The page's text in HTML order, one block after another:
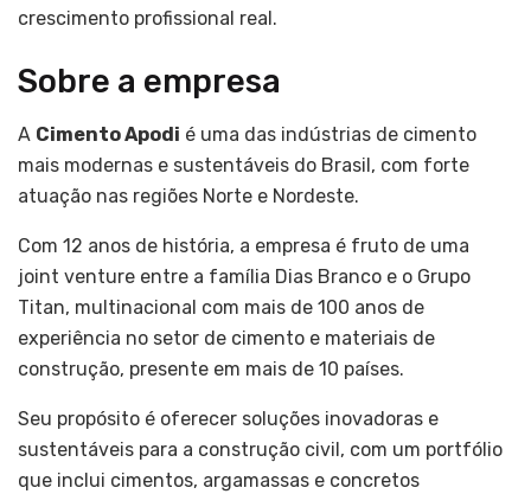
crescimento profissional real.
Sobre a empresa
A Cimento Apodi é uma das indústrias de cimento
mais modernas e sustentáveis do Brasil, com forte
atuação nas regiões Norte e Nordeste.
Com 12 anos de história, a empresa é fruto de uma
joint venture entre a família Dias Branco e o Grupo
Titan, multinacional com mais de 100 anos de
experiência no setor de cimento e materiais de
construção, presente em mais de 10 países.
Seu propósito é oferecer soluções inovadoras e
sustentáveis para a construção civil, com um portfólio
que inclui cimentos, argamassas e concretos